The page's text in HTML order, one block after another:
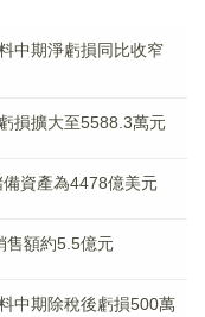
中期淨虧損同比收窄
損擴大至5588.3萬元
資產為4478億美元
售額約5.5億元
中期除稅後虧損500萬